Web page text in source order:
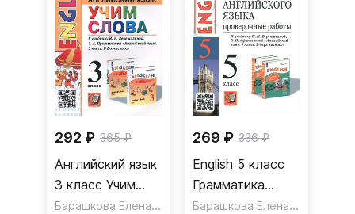
292 ₽ 365 ₽
Английский язык
3 класс Учим
слова К
Барашкова Елена Александровна
269 ₽ 336 ₽
English 5 класс
Грамматика
Проверочные
Барашкова Елена Александровна